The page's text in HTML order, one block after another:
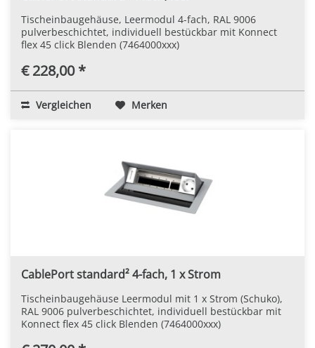
Tischeinbaugehäuse, Leermodul 4-fach, RAL 9006
pulverbeschichtet, individuell bestückbar mit Konnect
flex 45 click Blenden (7464000xxx)
€ 228,00 *
Vergleichen Merken
CablePort standard² 4-fach, 1 x Strom
Tischeinbaugehäuse Leermodul mit 1 x Strom (Schuko),
RAL 9006 pulverbeschichtet, individuell bestückbar mit
Konnect flex 45 click Blenden (7464000xxx)